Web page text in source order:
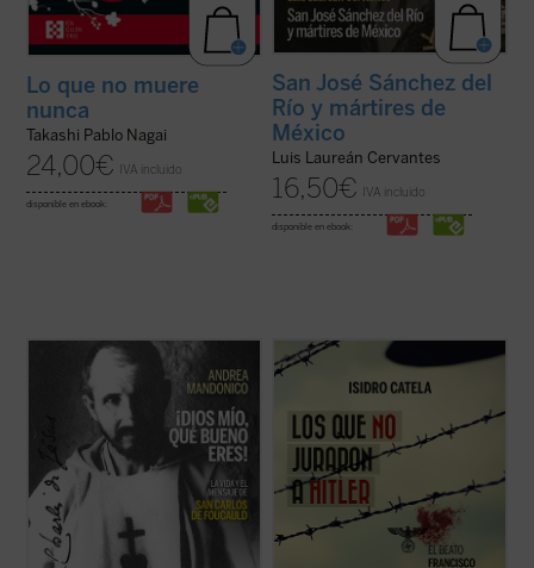
Lo que no muere
nunca
Takashi Pablo Nagai
24,00€ IVA incluido
disponible en ebook:
San José Sánchez del
Río y mártires de
México
Luis Laureán Cervantes
16,50€ IVA incluido
disponible en ebook:
Esta biografía del recién proclamado santo
Carlos de Foucauld, escrita por quien ha
sido vicepostulador de su causa de
canonización, se centra en los aspectos
más sobresalientes de su espiritualidad y
de su actividad pastoral. El libro arranca ...
(ver ficha)
El joven campesino austriaco, beato
Francisco Jägerstätter, fue uno de los
laicos que, en nombre de su conciencia de
Aquí se narra su vida y su martirio,
testimonio de luz para la Iglesia y la ...(ver
ficha)